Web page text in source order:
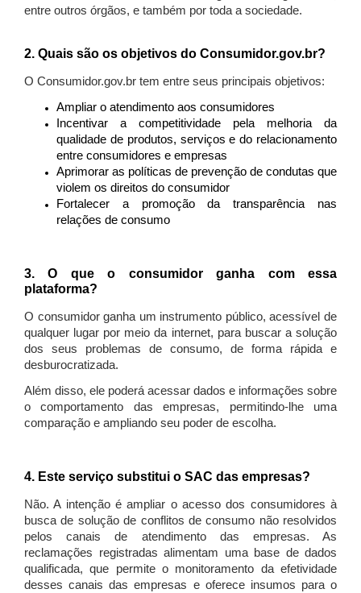
entre outros órgãos, e também por toda a sociedade.
2. Quais são os objetivos do Consumidor.gov.br?
O Consumidor.gov.br tem entre seus principais objetivos:
Ampliar o atendimento aos consumidores
Incentivar a competitividade pela melhoria da
qualidade de produtos, serviços e do relacionamento
entre consumidores e empresas
Aprimorar as políticas de prevenção de condutas que
violem os direitos do consumidor
Fortalecer a promoção da transparência nas
relações de consumo
3. O que o consumidor ganha com essa
plataforma?
O consumidor ganha um instrumento público, acessível de
qualquer lugar por meio da internet, para buscar a solução
dos seus problemas de consumo, de forma rápida e
desburocratizada.
Além disso, ele poderá acessar dados e informações sobre
o comportamento das empresas, permitindo-lhe uma
comparação e ampliando seu poder de escolha.
4. Este serviço substitui o SAC das empresas?
Não. A intenção é ampliar o acesso dos consumidores à
busca de solução de conflitos de consumo não resolvidos
pelos canais de atendimento das empresas. As
reclamações registradas alimentam uma base de dados
qualificada, que permite o monitoramento da efetividade
desses canais das empresas e oferece insumos para o